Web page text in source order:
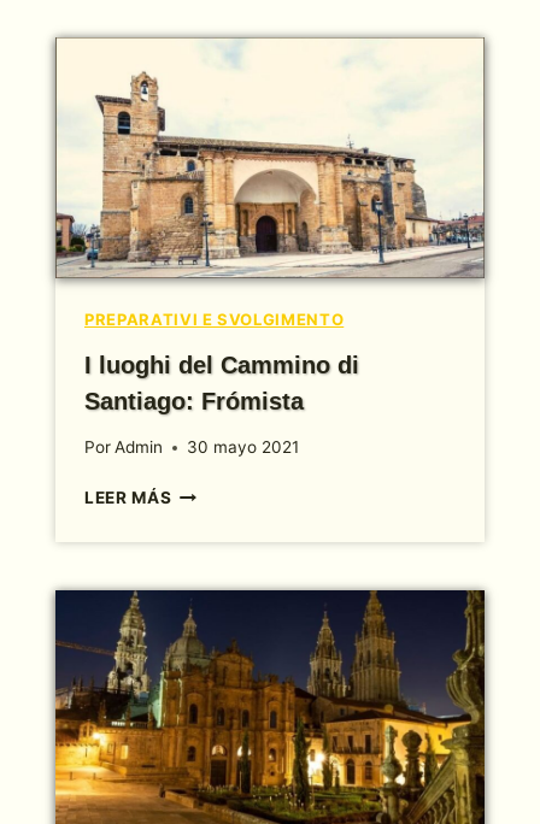
PER
SANTIAGO?
ECCO
5
TRUCCHI
PER
RISPARMIARE
PREPARATIVI E SVOLGIMENTO
I luoghi del Cammino di
Santiago: Frómista
PorAdmin 30 mayo 2021
LEER MÁS
DEL
DI
SANTIAGO:
FRÓMISTA